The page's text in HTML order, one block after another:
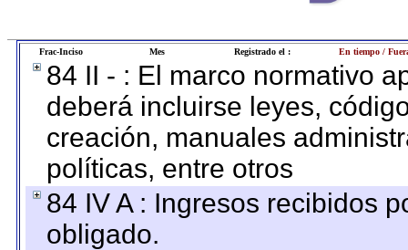
Frac-Inciso Mes Registrado el : En tiempo /
84 II - : El marco normativo
deberá incluirse leyes,
creación, manuales
políticas, entre otros
84 IV A : Ingresos recibidos
obligado.